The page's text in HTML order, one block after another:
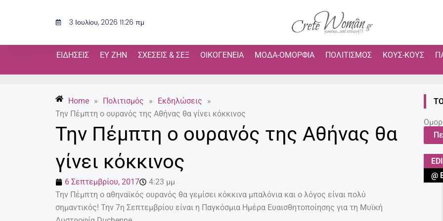
3 Ιουλίου, 2026 11:26 πμ
ΕΙΔΉΣΕΙΣ ΕΥ ΖΗΝ ΣΧΈΣΕΙΣ & ΣΕΞ ΟΙΚΟΓΈΝΕΙΑ ΜΌΔΑ-ΟΜΟΡΦΙΆ ΠΟΛΙΤΙΣΜΌΣ ΚΟΥΣ-ΚΟΥΣ
Home » Πολιτισμός » Εκδηλώσεις
»
Την Πέμπτη ο ουρανός της Αθήνας θα γίνει κόκκινος
Την Πέμπτη ο ουρανός της Αθήνας θα
γίνει κόκκινος
6 Σεπτεμβρίου, 2017
4:23 μμ
Την Πέμπτη ο αθηναϊκός ουρανός θα γεμίσει κόκκινα μπαλόνια και ο λόγος είναι πολύ
σημαντικός! Την 7η Σεπτεμβρίου είναι η Παγκόσμια Ημέρα Ευαισθητοποίησης για τη Μυϊκή
@